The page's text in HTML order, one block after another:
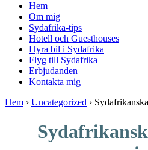
Hem
Om mig
Sydafrika-tips
Hotell och Guesthouses
Hyra bil i Sydafrika
Flyg till Sydafrika
Erbjudanden
Kontakta mig
Hem › Uncategorized ›